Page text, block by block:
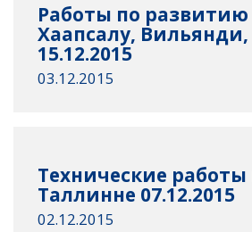
Работы по развитию
Хаапсалу,
15.12.2015
03.12.2015
Технические работы
Таллинне 07.12.2015
02.12.2015